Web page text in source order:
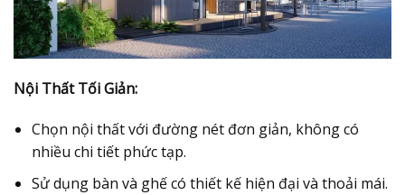
Nội Thất Tối Giản:
Chọn nội thất với đường nét đơn giản, không có
nhiều chi tiết phức tạp.
Sử dụng bàn và ghế có thiết kế hiện đại và thoải mái.